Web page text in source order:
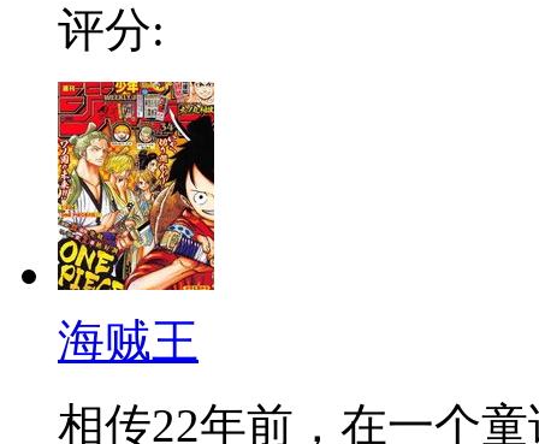
评分:
海贼王
相传22年前，在一个